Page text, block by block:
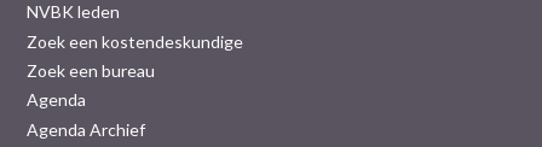
NVBK leden
Zoek een kostendeskundige
Zoek een bureau
Agenda
Agenda Archief